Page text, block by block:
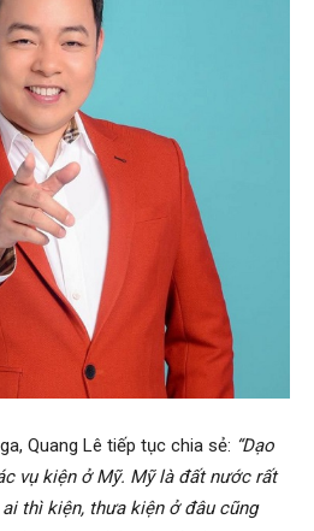
Quang Lê tiếp tục chia sẻ: “Dạo
vụ kiện ở Mỹ. Mỹ là đất nước rất
thì kiện, thưa kiện ở đâu cũng